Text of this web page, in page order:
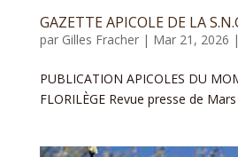
GAZETTE APICOLE DE LA
par Gilles Fracher| Mar 21, 2026 |
PUBLICATION APICOLES DU
FLORILÈGE Revue presse de